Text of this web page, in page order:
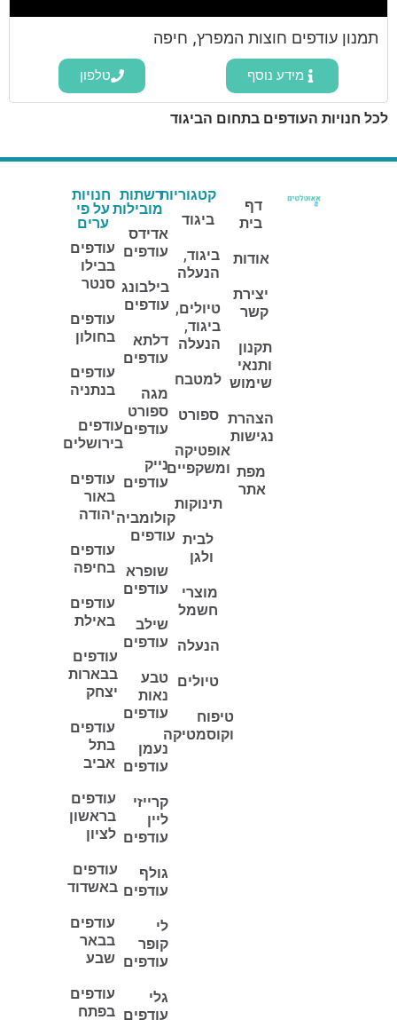
תמנון עודפים חוצות המפרץ, חיפה
מידע נוסף טלפון
לכל חנויות העודפים בתחום הביגוד
דף
בית
אודות
יצירת
קשר
תקנון
ותנאי
שימוש
הצהרת
נגישות
מפת
אתר
קטגוריות
ביגוד
ביגוד,
הנעלה
טיולים,
ביגוד,
הנעלה
למטבח
ספורט
אופטיקה
ומשקפיים
תינוקות
לבית
ולגן
מוצרי
חשמל
הנעלה
טיולים
טיפוח
וקוסמטיקה
רשתות
מובילות
אדידס
עודפים
בילבונג
עודפים
דלתא
עודפים
מגה
ספורט
עודפים
נייק
עודפים
קולומביה
עודפים
שופרא
עודפים
שילב
עודפים
טבע
נאות
עודפים
נעמן
עודפים
קרייזי
ליין
עודפים
גולף
עודפים
לי
קופר
עודפים
גלי
עודפים
חנויות
על פי
ערים
עודפים
בבילו
סנטר
עודפים
בחולון
עודפים
בנתניה
עודפים
בירושלים
עודפים
באור
יהודה
עודפים
בחיפה
עודפים
באילת
עודפים
בבארות
יצחק
עודפים
בתל
אביב
עודפים
בראשון
לציון
עודפים
באשדוד
עודפים
בבאר
שבע
עודפים
בפתח